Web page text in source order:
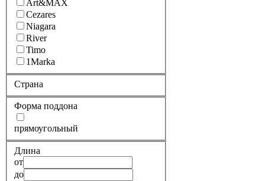
Art&MAX
Cezares
Niagara
River
Timo
1Marka
Страна
Форма поддона
прямоугольный
Длина
от
до